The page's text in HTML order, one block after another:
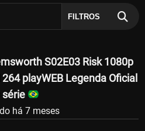
FILTROS
S02E03 Risk 1080p
playWEB Legenda Oficial
série
há 7 meses